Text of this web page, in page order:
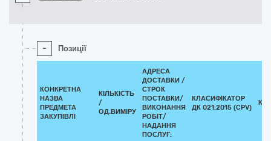
- Позиції
КОНКРЕТНА
НАЗВА
ПРЕДМЕТА
ЗАКУПІВЛІ
КІЛЬКІСТЬ
/
ОД.ВИМІРУ
АДРЕСА
ДОСТАВКИ /
СТРОК
ПОСТАВКИ/
ВИКОНАННЯ
РОБІТ/
НАДАННЯ
ПОСЛУГ:
КЛАСИФІКАТОР
ДК 021:2015 (CPV)